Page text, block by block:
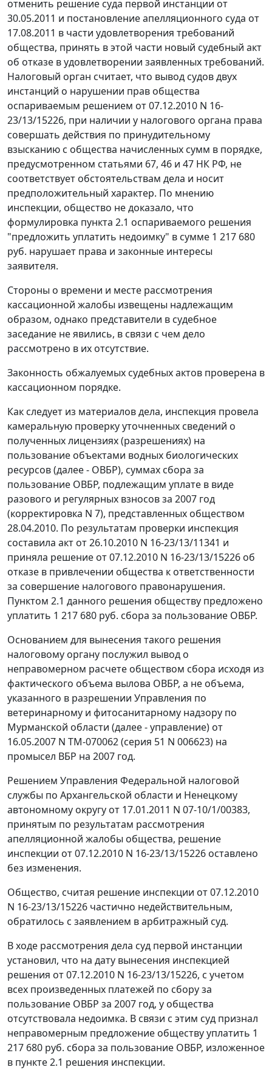
отменить решение суда первой инстанции от
30.05.2011 и постановлениеапелляционного суда от
17.08.2011 в части удовлетворения требований
общества, принять в этой части новый судебный акт
об отказе в удовлетворении заявленных требований.
Налоговый орган считает, что вывод судов двух
инстанций о нарушении прав общества
оспариваемым решением от 07.12.2010 N 16-
23/13/15226, при наличии у налогового органа права
совершать действия по принудительному
взысканию с общества начисленных сумм в порядке,
предусмотренном статьями 67, 46 и 47 НК РФ, не
соответствует обстоятельствам дела и носит
предположительный характер. По мнению
инспекции, общество не доказало, что
формулировка пункта 2.1 оспариваемого решения
"предложить уплатить недоимку" в сумме 1 217 680
руб. нарушает права и законные интересы
заявителя.
Стороны о времени и месте рассмотрения
кассационной жалобы извещены надлежащим
образом, однако представители в судебное
заседание не явились, в связи с чем дело
рассмотрено в их отсутствие.
Законность обжалуемых судебных актов проверена в
кассационном порядке.
Как следует из материалов дела, инспекция провела
камеральную проверку уточненных сведений о
полученных лицензиях (разрешениях) на
пользование объектами водных биологических
ресурсов (далее - ОВБР), суммах сбора за
пользование ОВБР, подлежащим уплате в виде
разового и регулярных взносов за 2007 год
(корректировка N 7), представленных обществом
28.04.2010. По результатам проверки инспекция
составила акт от 26.10.2010 N 16-23/13/11341 и
приняла решение от 07.12.2010 N 16-23/13/15226 об
отказе в привлечении общества к ответственности
за совершение налогового правонарушения.
Пунктом 2.1 данного решения обществу предложено
уплатить 1 217 680 руб. сбора за пользование ОВБР.
Основанием для вынесения такого решения
налоговому органу послужил вывод о
неправомерном расчете обществом сбора исходя из
фактического объема вылова ОВБР, а не объема,
указанного в разрешении Управления по
ветеринарному и фитосанитарному надзору по
Мурманской области (далее - управление) от
16.05.2007 N ТМ-070062 (серия 51 N 006623) на
промысел ВБР на 2007 год.
Решением Управления Федеральной налоговой
службы по Архангельской области и Ненецкому
автономному округу от 17.01.2011 N 07-10/1/00383,
принятым по результатам рассмотрения
апелляционной жалобы общества, решение
инспекции от 07.12.2010 N 16-23/13/15226 оставлено
без изменения.
Общество, считая решение инспекции от 07.12.2010
N 16-23/13/15226 частично недействительным,
обратилось с заявлением в арбитражный суд.
В ходе рассмотрения дела суд первой инстанции
установил, что на дату вынесения инспекцией
решения от 07.12.2010 N 16-23/13/15226, с учетом
всех произведенных платежей по сбору за
пользование ОВБР за 2007 год, у общества
отсутствовала недоимка. В связи с этим суд признал
неправомерным предложение обществу уплатить 1
217 680 руб. сбора за пользование ОВБР, изложенное
в пункте 2.1 решения инспекции.